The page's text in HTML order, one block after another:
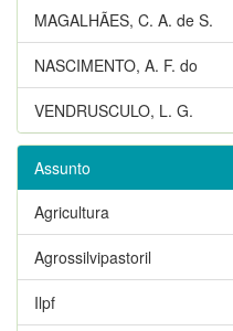
MAGALHÃES, C. A. de S.
NASCIMENTO, A. F. do
VENDRUSCULO, L. G.
Assunto
Agricultura
Agrossilvipastoril
Ilpf